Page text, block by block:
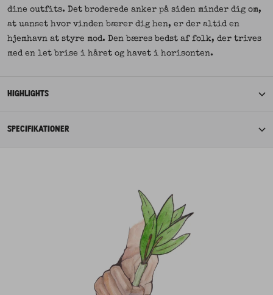
dine outfits. Det broderede anker på siden minder dig om,
at uanset hvor vinden bærer dig hen, er der altid en
hjemhavn at styre mod. Den bæres bedst af folk, der trives
med en let brise i håret og havet i horisonten.
HIGHLIGHTS
SPECIFIKATIONER